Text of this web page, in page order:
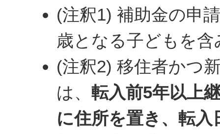
(注釈1) 補助金の申
歳となる子どもを含
(注釈2) 移住者かつ
は、 転入前5年以上
に住所を置き、転入